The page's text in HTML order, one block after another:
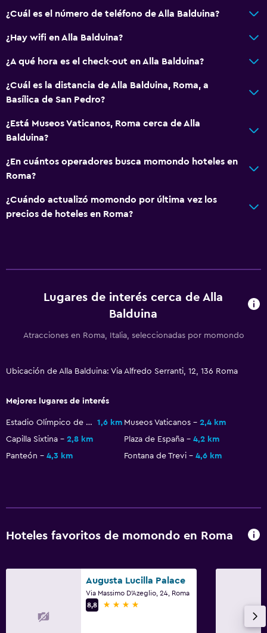
¿Cuál es el número de teléfono de Alla Balduina?
¿Hay wifi en Alla Balduina?
¿A qué hora es el check-out en Alla Balduina?
¿Cuál es la distancia de Alla Balduina, Roma, a
Basílica de San Pedro?
¿Está Museos Vaticanos, Roma cerca de Alla
Balduina?
¿En cuántos operadores busca momondo hoteles en
Roma?
¿Cuándo actualizó momondo por última vez los
precios de hoteles en Roma?
Lugares de interés cerca de Alla
Balduina
Atracciones en Roma, Italia, seleccionadas por momondo
Ubicación de Alla Balduina: Via Alfredo Serranti, 12, 136 Roma
Mejores lugares de interés
Estadio Olímpico de Roma 1,6 km Museos Vaticanos
2,4 km
Capilla Sixtina
2,8 km Plaza de España
4,2 km
Panteón
4,3 km Fontana de Trevi 4,6 km
Hoteles favoritos de momondo en Roma
Augusta Lucilla Palace
Via Massimo D'Azeglio, 24, Roma
8,8
4 estrellas